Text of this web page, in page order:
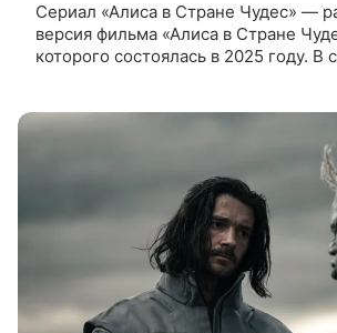
Сериал «Алиса в Стране Чудес» —
версия фильма «Алиса в Стране
которого состоялась в 2025 году. В